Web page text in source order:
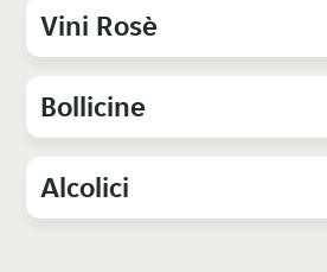
Vini Rosè
Bollicine
Alcolici